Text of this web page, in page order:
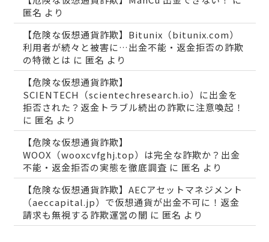
匿名 より
【危険な仮想通貨詐欺】Bitunix（bitunix.com）
利用者が続々と被害に…出金不能・返金拒否の詐欺
の特徴とは に 匿名 より
【危険な仮想通貨詐欺】
SCIENTECH（scientechresearch.io）に出金を
拒否された？返金トラブル続出の詐欺に注意喚起！
に 匿名 より
【危険な仮想通貨詐欺】
WOOX（wooxcvfghj.top）は完全な詐欺か？出金
不能・返金拒否の実態を徹底調査 に 匿名 より
【危険な仮想通貨詐欺】AECアセットマネジメント
（aeccapital.jp）で仮想通貨が出金不可に！返金
請求も無視する詐欺運営の闇 に 匿名 より